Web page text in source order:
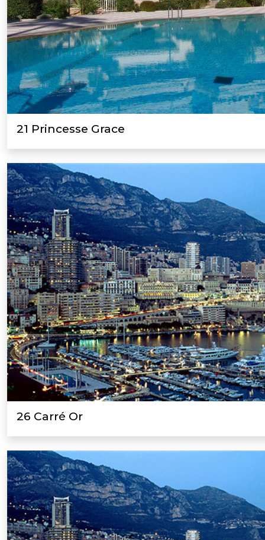
21 Princesse Grace
26 Carré Or